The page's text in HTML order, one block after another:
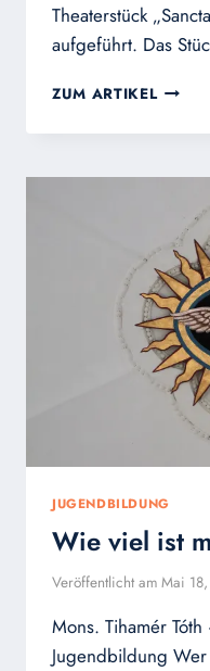
Theaterstück
aufgeführt. Das
ZUM ARTIKEL
+
UND
SÜNDE
DEN
GEIST
JUGENDBILDUNG
Wie viel ist
Veröffentlicht am Mai
Mons. Tihamér
Jugendbildung